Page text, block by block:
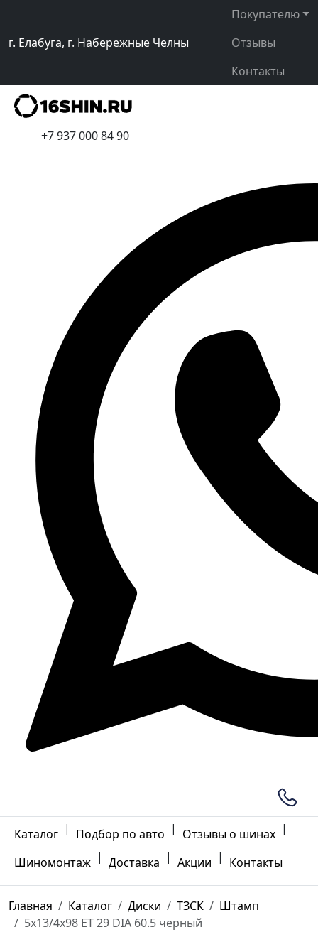
г. Елабуга, г. Набережные Челны
Покупателю
Отзывы
Контакты
+7 937 000 84 90
Каталог | Подбор по авто | Отзывы о шинах |
Шиномонтаж | Доставка | Акции | Контакты
Главная Каталог Диски ТЗСК
Штамп
5x13/4x98 ET 29 DIA 60.5 черный